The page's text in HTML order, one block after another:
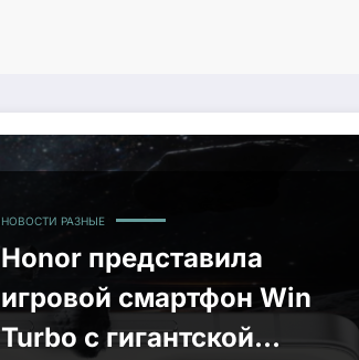
НОВОСТИ РАЗНЫЕ
Honor представила
игровой смартфон Win
Turbo с гигантской